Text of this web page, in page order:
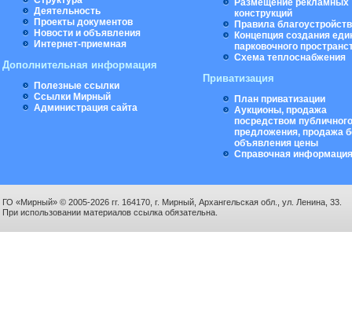
Деятельность
Проекты документов
Новости и объявления
Интернет-приемная
Дополнительная информация
Полезные ссылки
Ссылки Мирный
Администрация сайта
Размещение рекламных
конструкций
Правила
Концепция создания
парковочного
Схема теплоснабжения
Приватизация
План приватизации
Аукционы, продажа
посредством публичного
предложения, продажа
объявления цены
Справочная информация
ГО «Мирный» © 2005-2026 гг. 164170, г. Мирный, Архангельская обл., ул. Ленина, 33.
При использовании материалов ссылка обязательна.